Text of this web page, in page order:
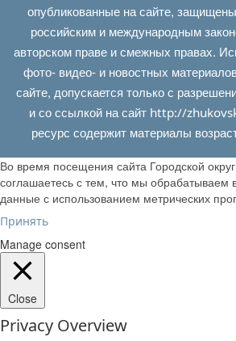
опубликованные на сайте,
российским и международным
авторском праве и смежных правах.
фото- видео- и новостных
сайте, допускается только с
и со ссылкой на сайт http://
ресурс содержит материалы
Во время посещения сайта Городской
соглашаетесь с тем, что мы обрабатываем
данные с использованием метрических
Принять
Manage consent
Close
Privacy Overview